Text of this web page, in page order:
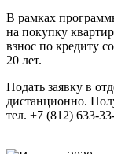
В рамках
на покупку
взнос по кредиту
20 лет.
Подать заявку в
дистанционно.
тел. +7 (812) 633-